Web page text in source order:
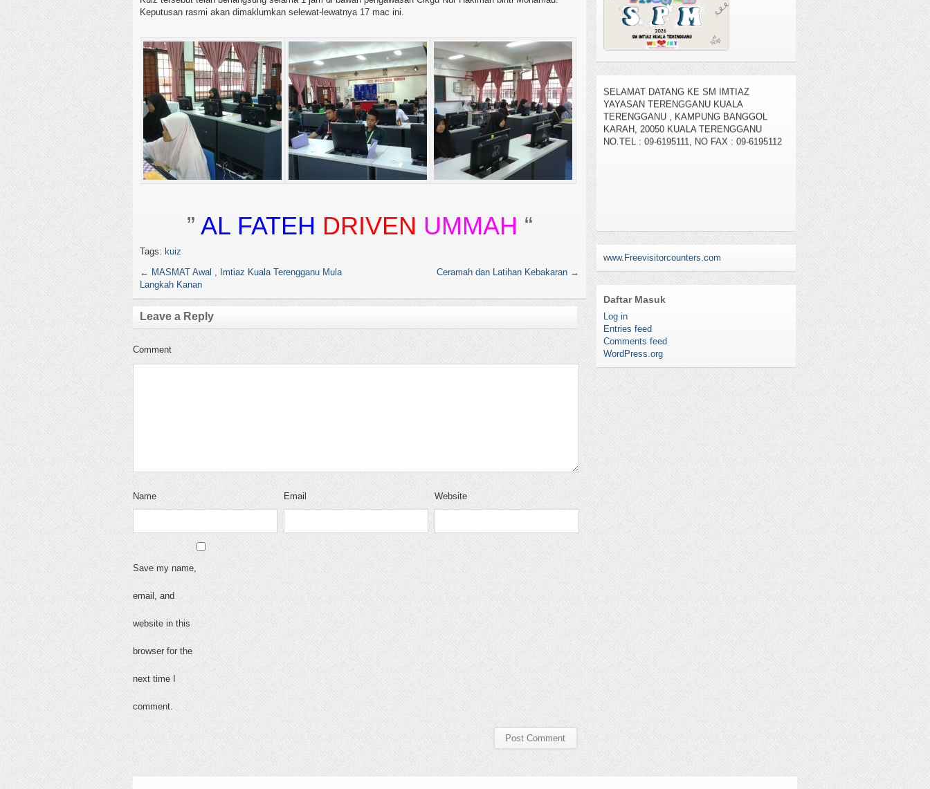
Keputusan rasmi akan dimaklumkan selewat-lewatnya 17 mac ini.
” AL FATEH DRIVEN UMMAH “
Tags: kuiz
← MASMAT Awal , Imtiaz Kuala Terengganu Mula
Langkah Kanan
Ceramah dan Latihan Kebakaran →
Leave a Reply
Comment
Name Email Website
Save my name,
email, and
website in this
browser for the
next time I
comment.
TERENGGANU , KAMPUNG BANGGOL
KARAH, 20050 KUALA TERENGGANU
NO.TEL : 09-6195111, NO FAX : 09-6195112
www.Freevisitorcounters.com
Daftar Masuk
Log in
Entries feed
Comments feed
WordPress.org